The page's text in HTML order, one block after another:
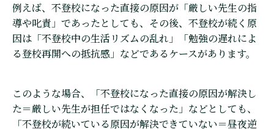
例えば、不登校になった直接の原因が「厳しい先生の指
導や叱責」であったとしても、その後、不登校が続く原
因は「不登校中の生活リズムの乱れ」「勉強の遅れによ
る登校再開への抵抗感」などであるケースがあります。
このような場合、「不登校になった直接の原因が解決し
た＝厳しい先生が担任ではなくなった」などとしても、
「不登校が続いている原因が解決できていない＝昼夜逆